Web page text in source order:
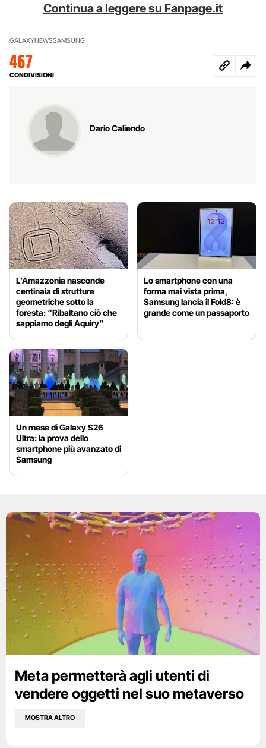
Continua a leggere su Fanpage.it
GALAXYNEWSSAMSUNG
467
CONDIVISIONI
Dario Caliendo
L’Amazzonia nasconde
centinaia di strutture
geometriche sotto la
foresta: “Ribaltano ciò che
sappiamo degli Aquiry”
Lo smartphone con una
forma mai vista prima,
Samsung lancia il Fold8: è
grande come un passaporto
Un mese di Galaxy S26
Ultra: la prova dello
smartphone più avanzato di
Samsung
Meta permetterà agli utenti di
vendere oggetti nel suo metaverso
MOSTRA ALTRO